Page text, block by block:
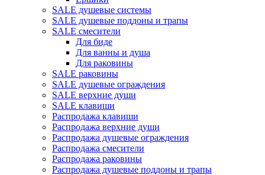
SALE душевые системы
SALE душевые поддоны и трапы
SALE смесители
Для биде
Для ванны и душа
Для раковины
SALE раковины
SALE душевые ограждения
SALE верхние души
SALE клавиши
Распродажа клавиши
Распродажа верхние души
Распродажа душевые ограждения
Распродажа смесители
Распродажа раковины
Распродажа душевые поддоны и трапы